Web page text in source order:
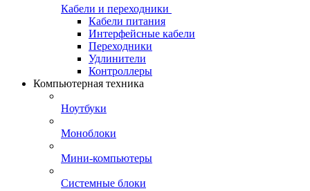
Кабели и переходники
Кабели питания
Интерфейсные кабели
Переходники
Удлинители
Контроллеры
Компьютерная техника
Ноутбуки
Моноблоки
Мини-компьютеры
Системные блоки